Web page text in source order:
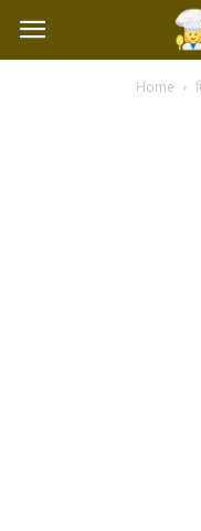
Home